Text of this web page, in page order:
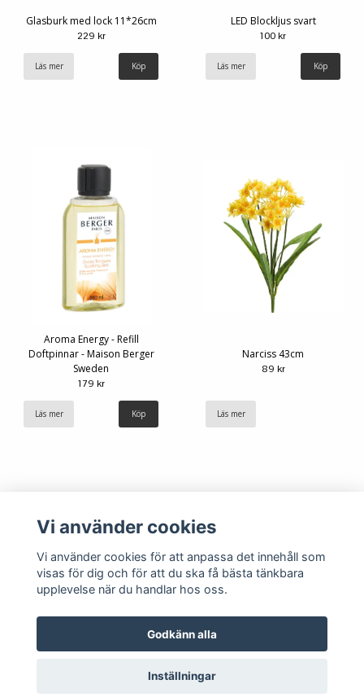
Glasburk med lock 11*26cm
229 kr
Läs mer
LED Blockljus svart
100 kr
Läs mer Köp
Aroma Energy - Refill
Doftpinnar - Maison Berger
Sweden
179 kr
Läs mer
Narciss 43cm
89 kr
Läs mer
© Copyright 2026 Hemlängtan
Vi använder cookies
Vi använder cookies för att anpassa det innehåll som
visas för dig och för att du ska få bästa tänkbara
upplevelse när du handlar hos oss.
Godkänn alla
Inställningar